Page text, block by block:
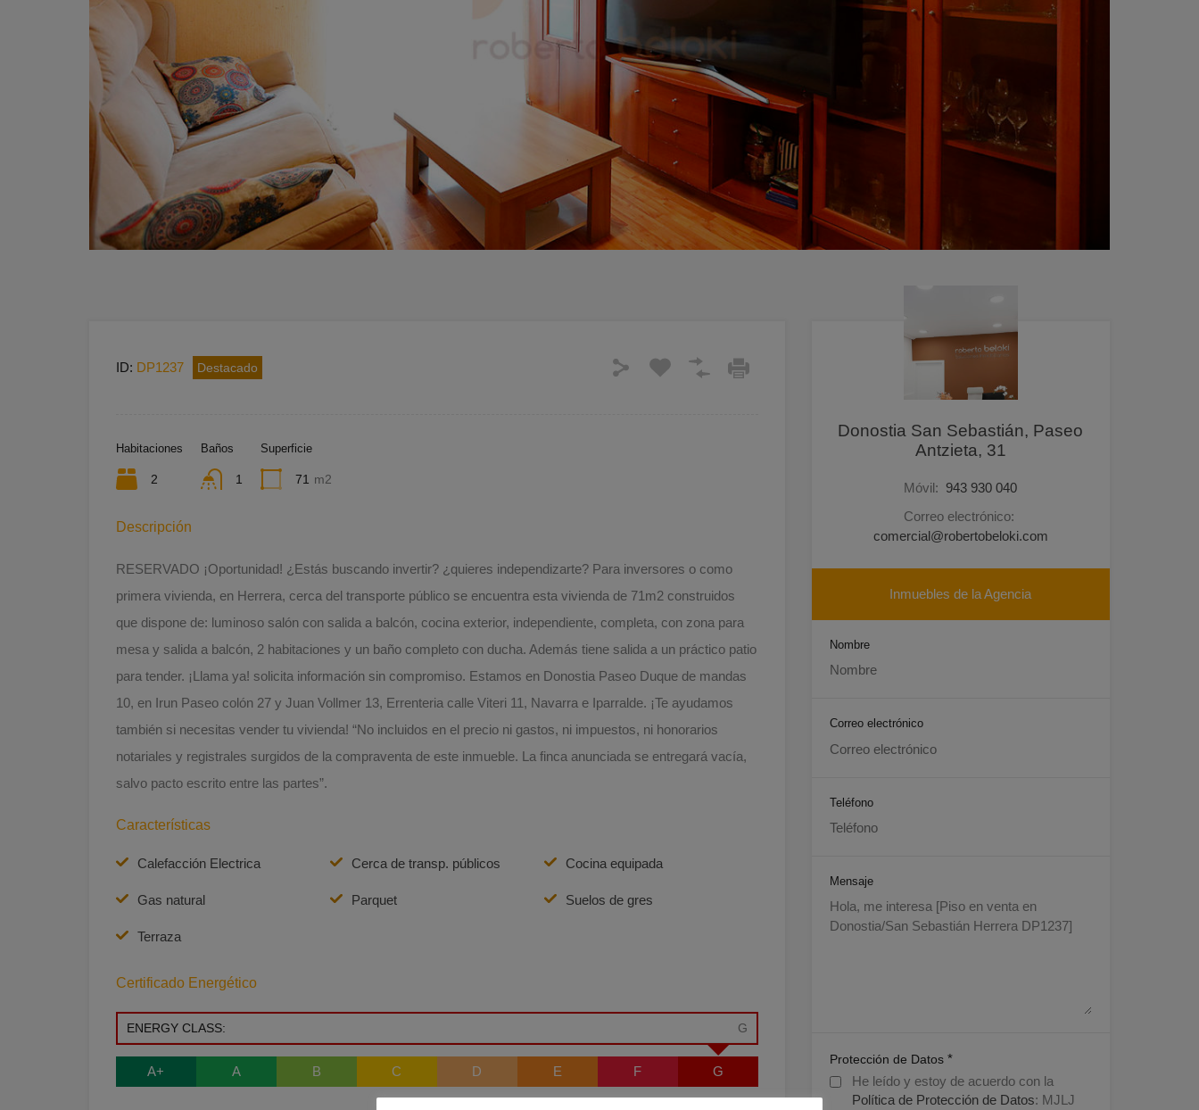
ID: DP1237 Destacado
Habitaciones
2
Baños
1
Superficie
71 m2
Descripción
RESERVADO ¡Oportunidad! ¿Estás buscando invertir? ¿quieres independizarte? Para inversores o como
primera vivienda, en Herrera, cerca del transporte público se encuentra esta vivienda de 71m2 construidos
que dispone de: luminoso salón con salida a balcón, cocina exterior, independiente, completa, con zona para
mesa y salida a balcón, 2 habitaciones y un baño completo con ducha. Además tiene salida a un práctico patio
para tender. ¡Llama ya! solicita información sin compromiso. Estamos en Donostia Paseo Duque de mandas
10, en Irun Paseo colón 27 y Juan Vollmer 13, Errenteria calle Viteri 11, Navarra e Iparralde. ¡Te ayudamos
también si necesitas vender tu vivienda! “No incluidos en el precio ni gastos, ni impuestos, ni honorarios
notariales y registrales surgidos de la compraventa de este inmueble. La finca anunciada se entregará vacía,
salvo pacto escrito entre las partes”.
Características
Calefacción Electrica Cerca de transp. públicos Cocina equipada
Gas natural Parquet Suelos de gres
Terraza
Certificado Energético
ENERGY CLASS: G
A+ A B C D E F G
Donostia San Sebastián, Paseo
Antzieta, 31
Móvil: 943 930 040
Correo electrónico:
comercial@robertobeloki.com
Inmuebles de la Agencia
Nombre
Correo electrónico
Teléfono
Mensaje
Protección de Datos *
He leído y estoy de acuerdo con la
Política de Protección de Datos: MJLJ